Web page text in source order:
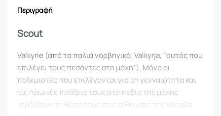
Περιγραφή
Scout
Valkyrie (από τα παλιά νορβηγικά: Valkyrja, “αυτός που
επιλέγει τους πεσόντες στη μάχη”). Μόνο οι
πολεμιστές που επιλέγονται για τη γενναιότητα και
τις ηρωικές πράξεις τους στο πεδίο της μάχης
κερδίζουν τη θέση τους στις αίθουσες της Valhalla.